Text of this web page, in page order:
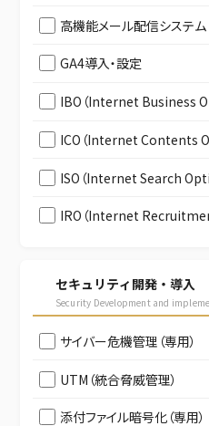
高機能メール配信システム
GA4導入・設定
IBO（Internet Business
ICO（Internet Contents
ISO（Internet Search
IRO（Internet
セキュリティ開発・導入
Security Development and
サイバー危機管理（専用）
UTM（統合脅威管理）
添付ファイル暗号化（専用）